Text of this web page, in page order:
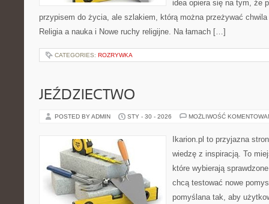
idea opiera się na tym, że
przypisem do życia, ale szlakiem, którą można przeżywać
Religia a nauka i Nowe ruchy religijne. Na łamach […]
CATEGORIES: ROZRYWKA
JEŹDZIECTWO
POSTED BY ADMIN STY - 30 - 2026 MOŻLIWOŚĆ
Ikarion.pl to przyjazna
wiedzę z inspiracją. To
które wybierają
chcą testować nowe
pomyślana tak, aby